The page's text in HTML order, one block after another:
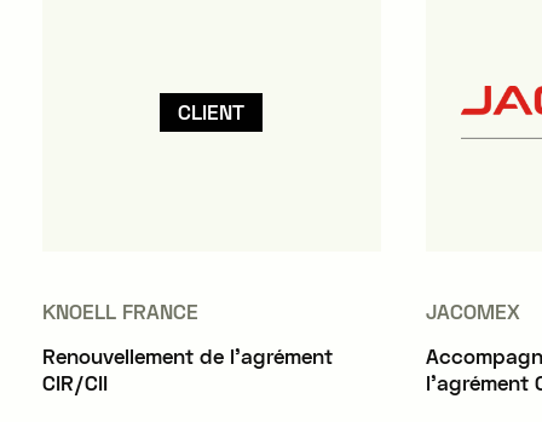
CLIENT
KNOELL FRANCE
Renouvellement de l'agrément
CIR/CII
JACOMEX
l'agrément